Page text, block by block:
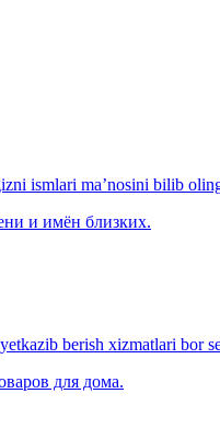
ismlari ma’nosini bilib
и имён близких.
berish xizmatlari bor
для дома.